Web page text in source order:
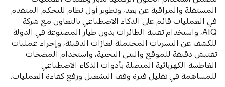
المستقلة والمراقبة عن بعد، وتطوير أول نظام للتحكم المتقدم
في العمليات قائم على الذكاء الاصطناعي بالتعاون مع شركة
AIQ، واستخدام تقنية الطائرات بدون طيار المصنوعة في الدولة
للكشف عن التسربات المحتملة لغازات الدفيئة، وإجراء عمليات
تفتيش دقيقة للموقع والبنى التحتية، واستخدام المضخات
الغاطسة الكهربائية المتصلة بأدوات الذكاء الاصطناعي
للمساهمة في تقليل فترة وقف التشغيل ورفع كفاءة العمليات.